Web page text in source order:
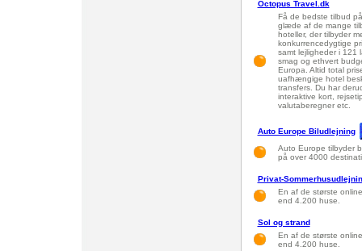
Octopus Travel.dk
Få de bedste tilbud
glæde af de mange
hoteller, der tilbyder
konkurrencedygtige
samt lejligheder i 121
smag og ethvert
Europa. Altid total
uafhængige hotel
transfers. Du har
interaktive kort,
valutaberegner etc.
Auto Europe Biludlejning
Auto Europe tilbyder
på over 4000
Privat-
En af de største
end 4.200 huse.
Sol og strand
En af de største
end 4.200 huse.